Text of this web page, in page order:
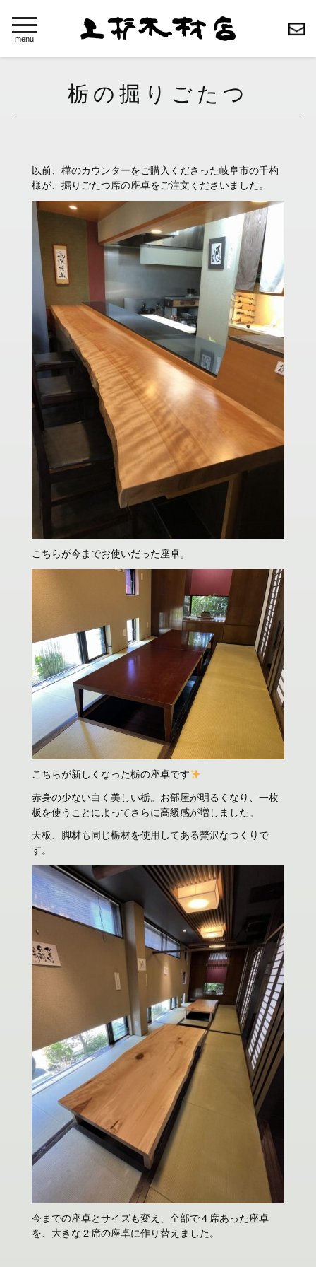
toggle
navigation
menu
栃の掘りごたつ
以前、樺のカウンターをご購入くださった岐阜市の千杓
様が、掘りごたつ席の座卓をご注文くださいました。
こちらが今までお使いだった座卓。
こちらが新しくなった栃の座卓です
赤身の少ない白く美しい栃。お部屋が明るくなり、一枚
板を使うことによってさらに高級感が増しました。
天板、脚材も同じ栃材を使用してある贅沢なつくりで
す。
今までの座卓とサイズも変え、全部で４席あった座卓
を、大きな２席の座卓に作り替えました。